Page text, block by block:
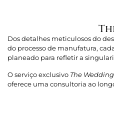
Dos detalhes meticulosos do
do processo de manufatura,
planeado para refletir a
O serviço exclusivo The
oferece uma consultoria ao